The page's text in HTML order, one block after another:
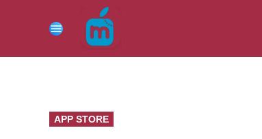
contenuto
Menu
PUBBLICATO
IN
APP STORE